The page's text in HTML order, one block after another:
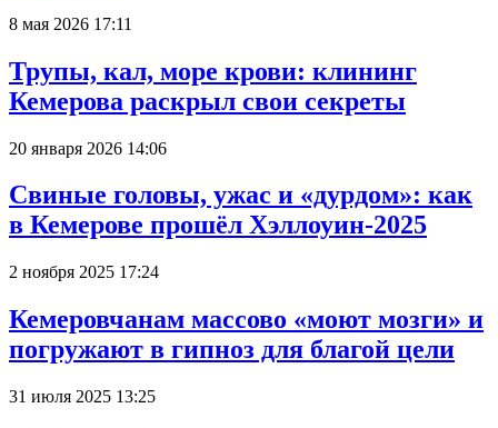
8 мая 2026 17:11
Трупы, кал, море крови: клининг
Кемерова раскрыл свои секреты
20 января 2026 14:06
Свиные головы, ужас и «дурдом»: как
в Кемерове прошёл Хэллоуин-2025
2 ноября 2025 17:24
Кемеровчанам массово «моют мозги» и
погружают в гипноз для благой цели
31 июля 2025 13:25